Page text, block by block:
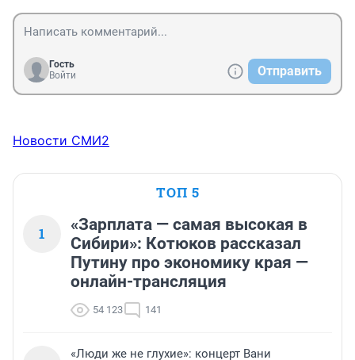
точнее...
Гость
Войти
Отправить
Новости СМИ2
ТОП 5
1
«Зарплата — самая высокая в
Сибири»: Котюков рассказал
Путину про экономику края —
онлайн-трансляция
54 123 141
«Люди же не глухие»: концерт Вани